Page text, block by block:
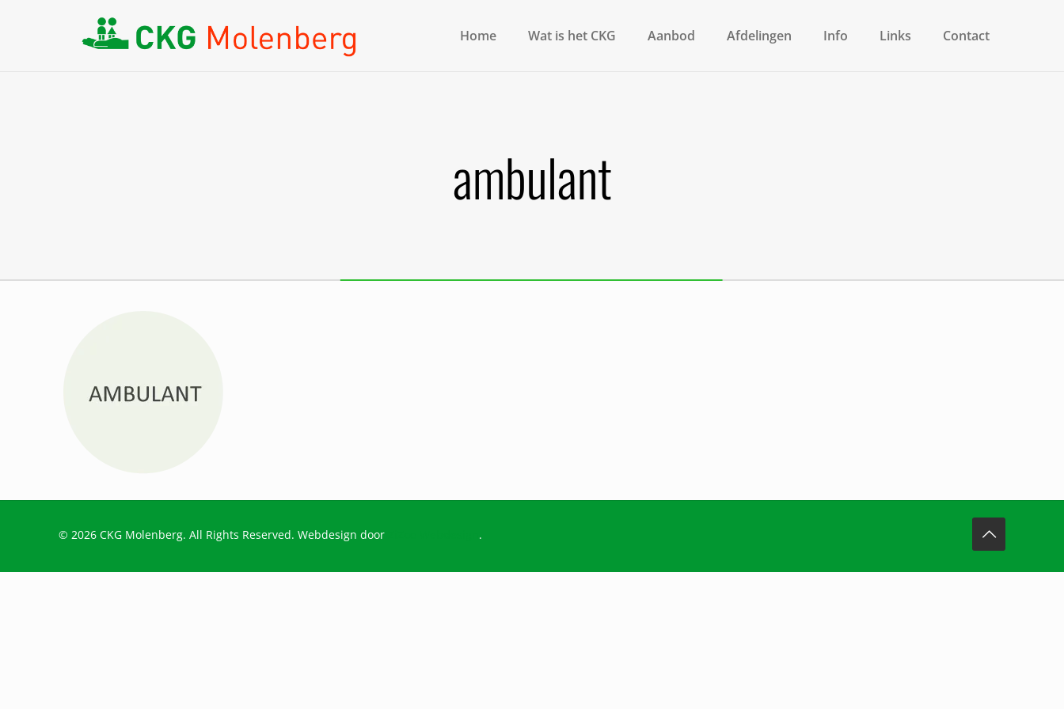
Home Wat is het CKG Aanbod Afdelingen Info Links Contact
ambulant
© 2026 CKG Molenberg. All Rights Reserved. Webdesign door .